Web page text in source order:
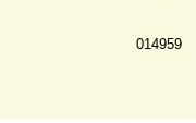
014959